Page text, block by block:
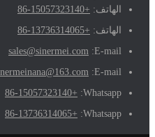
الهاتف: +86-15057323140
الهاتف: +86-13736314065
E-mail:
sales@sinermei.com
E-mail:
Whatsapp:
+86-15057323140
Whatsapp:
+86-13736314065